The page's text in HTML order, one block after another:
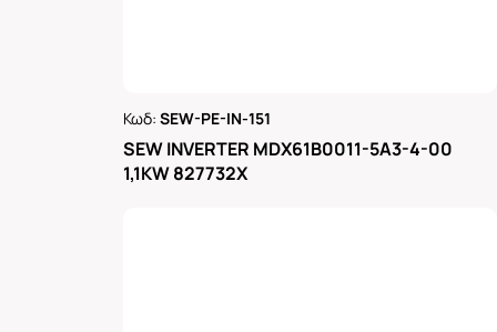
Κωδ:SEW-PE-IN-151
SEW INVERTER MDX61B0011-5A3-4-00
1,1KW 827732X